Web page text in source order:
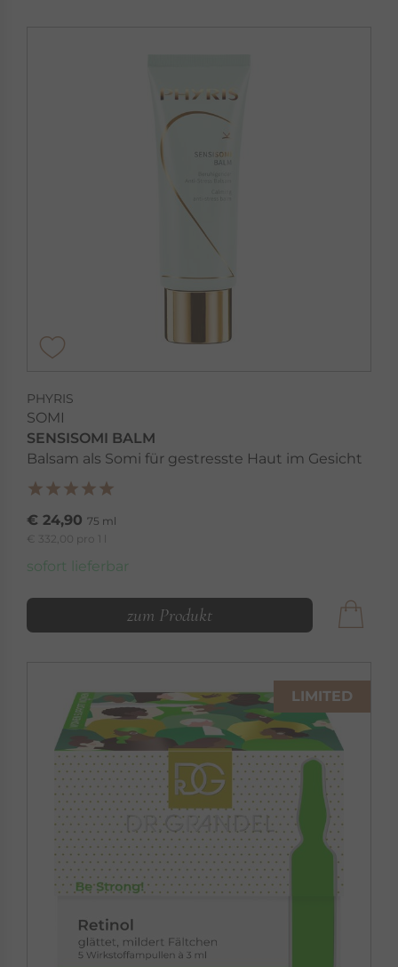
PHYRIS
SOMI
SENSISOMI BALM
Balsam als Somi für gestresste Haut im Gesicht
€ 24,90 75 ml
€ 332,00 pro 1 l
sofort lieferbar
zum Produkt
LIMITED